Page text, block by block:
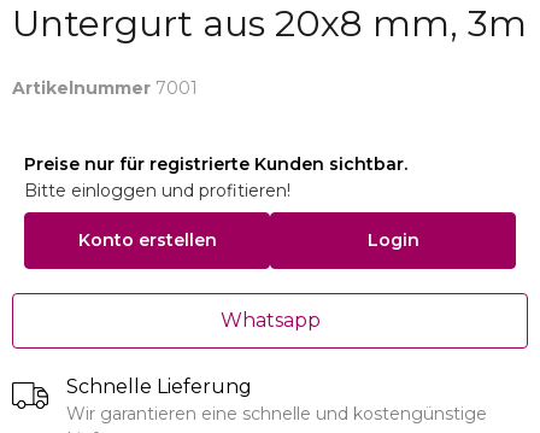
Untergurt aus 20x8 mm, 3m
Artikelnummer 7001
Preise nur für registrierte Kunden sichtbar.
Bitte einloggen und profitieren!
Konto erstellen Login
Whatsapp
Schnelle Lieferung
Wir garantieren eine schnelle und kostengünstige